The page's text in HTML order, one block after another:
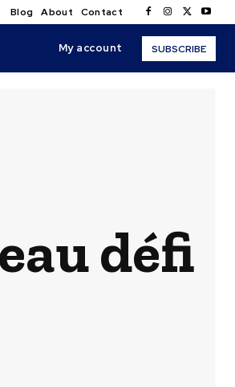
Blog About Contact
My account SUBSCRIBE
défi